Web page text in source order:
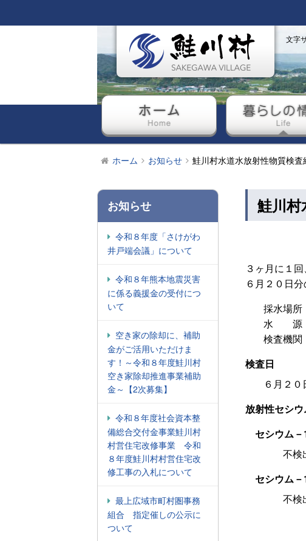
文字
ホーム 暮らしの情
ホーム お知らせ 鮭川村水道水放射性物質検査
鮭川村
３ヶ月に１
６月２０日
採水場所
水 源
検査機
検査日
６月２０
放射性セシ
セシウム－
不検
セシウム－
不検
お知らせ
令和８年度「さけがわ
井戸端会議」について
令和８年熊本地震災害
に係る義援金の受付につ
いて
空き家の除却に、補助
金がご活用いただけま
す！～令和８年度鮭川村
空き家除却推進事業補助
金～【2次募集】
令和８年度社会資本整
備総合交付金事業鮭川村
村営住宅改修事業 令和
８年度鮭川村村営住宅改
修工事の入札について
最上広域市町村圏事務
組合 指定催しの公示に
ついて